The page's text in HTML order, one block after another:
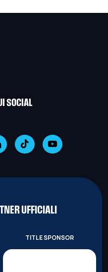
SOCIAL
UFFICIALI
TITLE SPONSOR